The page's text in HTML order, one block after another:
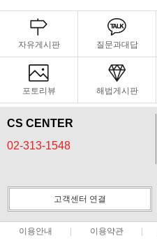
자유게시판 질문과대답
포토리뷰 해법게시판
CS CENTER
02-313-1548
고객센터 연결
이용안내 이용약관